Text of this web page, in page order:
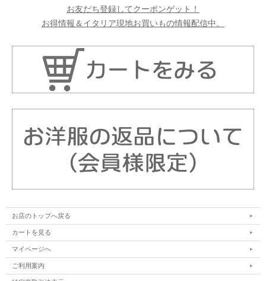
お友だち登録してクーポンゲット！
お得情報＆イタリア現地お買いもの情報配信中。
お店のトップへ戻る
カートを見る
マイページへ
ご利用案内